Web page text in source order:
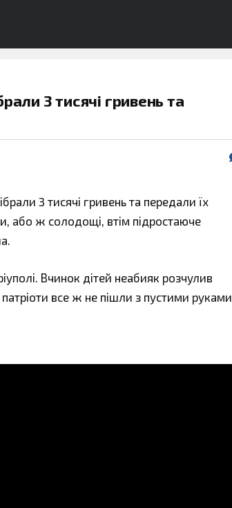
3 тисячі гривень та
3 тисячі гривень та передали їх
або ж солодощі, втім підростаюче
Вчинок дітей неабияк розчулив
все ж не пішли з пустими руками.